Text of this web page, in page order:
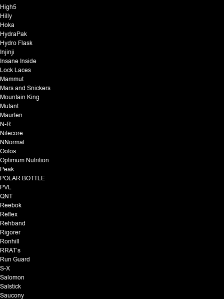
High5
Hilly
Hoka
HydraPak
Hydro Flask
Injinji
Insane Inside
Lock Laces
Mammut
Mars and Snickers
Mountain King
Mutant
Maurten
N-R
Nitecore
NNormal
Oofos
Optimum Nutrition
Peak
POLAR BOTTLE
PVL
QNT
Reebok
Reflex
Rehband
Rigorer
Ronhill
RRAT’s
Run Guard
S-X
Salomon
Salstick
Saucony